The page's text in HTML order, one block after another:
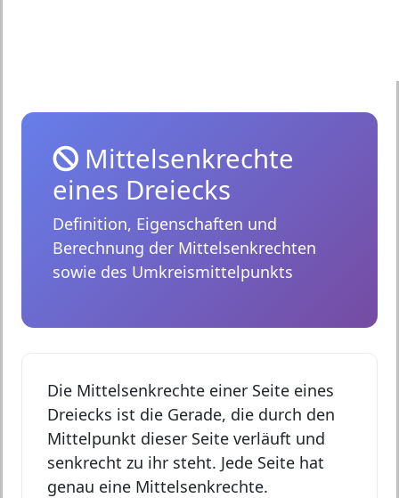
Mittelsenkrechte
eines Dreiecks
Definition, Eigenschaften und
Berechnung der Mittelsenkrechten
sowie des Umkreismittelpunkts
Die Mittelsenkrechte einer Seite eines
Dreiecks ist die Gerade, die durch den
Mittelpunkt dieser Seite verläuft und
senkrecht zu ihr steht. Jede Seite hat
genau eine Mittelsenkrechte.